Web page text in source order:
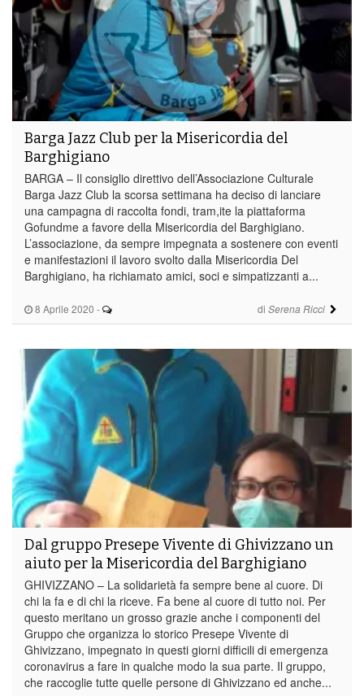
8 Aprile 2020 - di Serena Ricci
Barga Jazz Club per la Misericordia del
Barghigiano
BARGA – Il consiglio direttivo dell’Associazione Culturale
Barga Jazz Club la scorsa settimana ha deciso di lanciare
una campagna di raccolta fondi, tram,ite la piattaforma
Gofundme a favore della Misericordia del Barghigiano.
L’associazione, da sempre impegnata a sostenere con eventi
e manifestazioni il lavoro svolto dalla Misericordia Del
Barghigiano, ha richiamato amici, soci e simpatizzanti a...
Dal gruppo Presepe Vivente di Ghivizzano un
aiuto per la Misericordia del Barghigiano
GHIVIZZANO – La solidarietà fa sempre bene al cuore. Di
chi la fa e di chi la riceve. Fa bene al cuore di tutto noi. Per
questo meritano un grosso grazie anche i componenti del
Gruppo che organizza lo storico Presepe Vivente di
Ghivizzano, impegnato in questi giorni difficili di emergenza
coronavirus a fare in qualche modo la sua parte. Il gruppo,
che raccoglie tutte quelle persone di Ghivizzano ed anche...